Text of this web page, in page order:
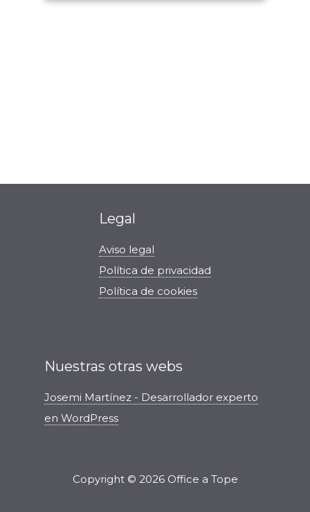
Legal
Aviso legal
Política de privacidad
Política de cookies
Nuestras otras webs
Josemi Martínez - Desarrollador experto
en WordPress
Copyright © 2026 Office a Tope